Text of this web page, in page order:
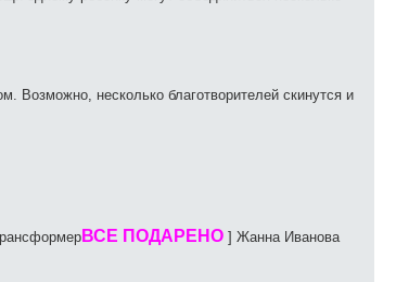
Возможно, несколько благотворителей скинутся и
ВСЕ ПОДАРЕНО ] Жанна Иванова